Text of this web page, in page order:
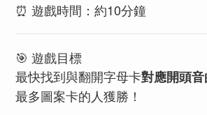
⏰ 遊戲時間：約10分鐘
🎯 遊戲目標
最快找到與翻開字母卡對應開頭
最多圖案卡的人獲勝！